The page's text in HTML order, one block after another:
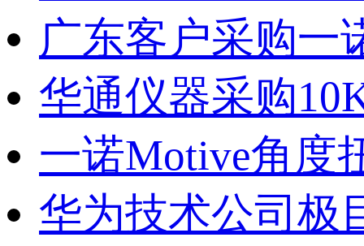
广东客户采购一
华通仪器采购
一诺Motive角度
华为技术公司极